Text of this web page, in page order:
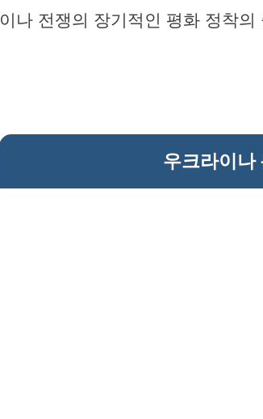
이나 전쟁의 장기적인 평화 정착
우크라이나